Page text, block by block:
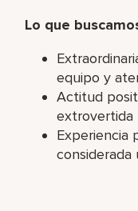
Lo que
equipo y
Actitud
extrovertida
Experiencia
considerada